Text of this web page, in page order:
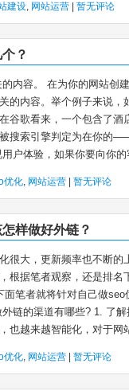
建设, 网站运营 暂无评论
？
内容。 在为你的网站创
的内容。举个例子来说
谷歌看来，一个包含了
搜索引擎判定为在你的
户体验，如果你要向你
优化, 网站运营 暂无评论
样做好外链？
很大，更新频率也不断
根据笔者观察，还是排
面笔者就将针对自己做
链的渠道有哪些? 1. 了
也越来越智能化，对于网
优化, 网站运营 暂无评论